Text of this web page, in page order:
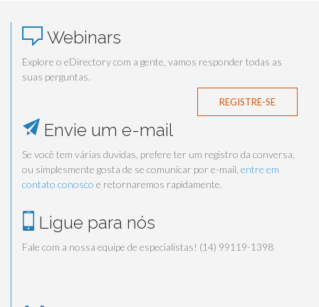
Webinars
Explore o eDirectory com a gente, vamos responder todas as
suas perguntas.
REGISTRE-SE
Envie um e-mail
Se você tem várias duvidas, prefere ter um registro da conversa,
ou simplesmente gosta de se comunicar por e-mail, entre em
contato conosco e retornaremos rapidamente.
Ligue para nós
Fale com a nossa equipe de especialistas! (14) 99119-1398